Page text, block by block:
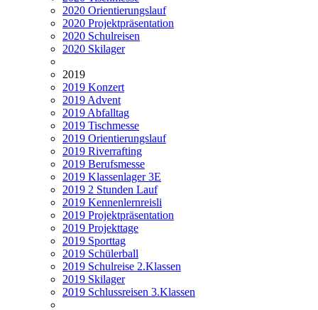
2020 Orientierungslauf
2020 Projektpräsentation
2020 Schulreisen
2020 Skilager
2019
2019 Konzert
2019 Advent
2019 Abfalltag
2019 Tischmesse
2019 Orientierungslauf
2019 Riverrafting
2019 Berufsmesse
2019 Klassenlager 3E
2019 2 Stunden Lauf
2019 Kennenlernreisli
2019 Projektpräsentation
2019 Projekttage
2019 Sporttag
2019 Schülerball
2019 Schulreise 2.Klassen
2019 Skilager
2019 Schlussreisen 3.Klassen